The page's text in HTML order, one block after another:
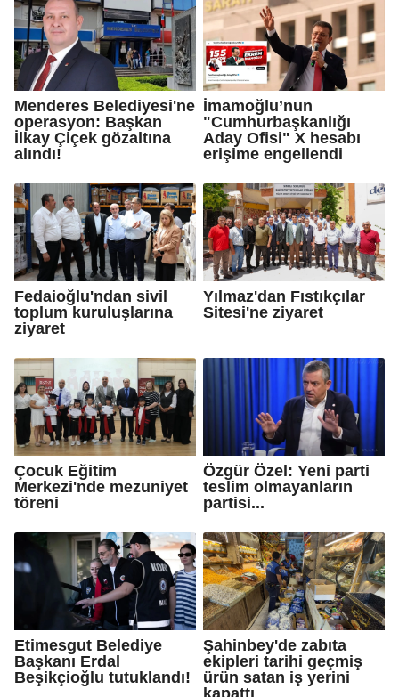
Menderes Belediyesi'ne
operasyon: Başkan
İlkay Çiçek gözaltına
alındı!
İmamoğlu’nun
"Cumhurbaşkanlığı
Aday Ofisi" X hesabı
erişime engellendi
Fedaioğlu'ndan sivil
toplum kuruluşlarına
ziyaret
Yılmaz'dan Fıstıkçılar
Sitesi'ne ziyaret
Çocuk Eğitim
Merkezi'nde mezuniyet
töreni
Özgür Özel: Yeni parti
teslim olmayanların
partisi...
Etimesgut Belediye
Başkanı Erdal
Beşikçioğlu tutuklandı!
Şahinbey'de zabıta
ekipleri tarihi geçmiş
ürün satan iş yerini
kapattı